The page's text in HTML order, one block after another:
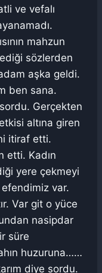
ve vefalı
mahzun
sözlerden
aşka geldi.
ben sana.
Gerçekten
altına giren
itiraf etti.
etti. Kadın
yere çekmeyi
var.
Var git o yüce
nasipdar
süre
huzuruna……
diye sordu.